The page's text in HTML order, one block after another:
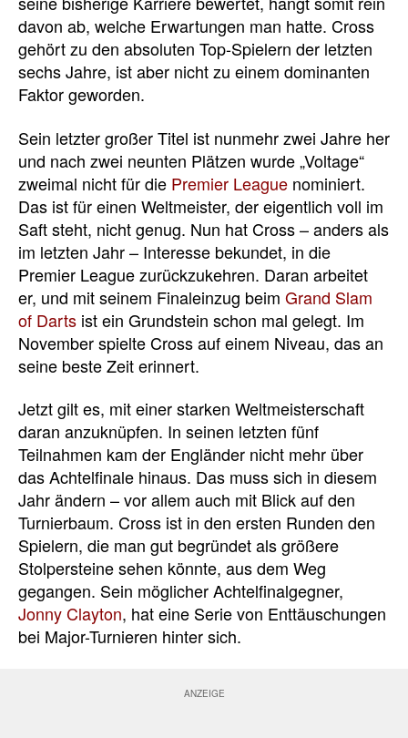
davon ab, welche Erwartungen man hatte. Cross
gehört zu den absoluten Top-Spielern der letzten
sechs Jahre, ist aber nicht zu einem dominanten
Faktor geworden.
Sein letzter großer Titel ist nunmehr zwei Jahre her
und nach zwei neunten Plätzen wurde „Voltage“
zweimal nicht für die Premier League nominiert.
Das ist für einen Weltmeister, der eigentlich voll im
Saft steht, nicht genug. Nun hat Cross – anders als
im letzten Jahr – Interesse bekundet, in die
Premier League zurückzukehren. Daran arbeitet
er, und mit seinem Finaleinzug beim Grand Slam
of Darts ist ein Grundstein schon mal gelegt. Im
November spielte Cross auf einem Niveau, das an
seine beste Zeit erinnert.
Jetzt gilt es, mit einer starken Weltmeisterschaft
daran anzuknüpfen. In seinen letzten fünf
Teilnahmen kam der Engländer nicht mehr über
das Achtelfinale hinaus. Das muss sich in diesem
Jahr ändern – vor allem auch mit Blick auf den
Turnierbaum. Cross ist in den ersten Runden den
Spielern, die man gut begründet als größere
Stolpersteine sehen könnte, aus dem Weg
gegangen. Sein möglicher Achtelfinalgegner,
Jonny Clayton, hat eine Serie von Enttäuschungen
bei Major-Turnieren hinter sich.